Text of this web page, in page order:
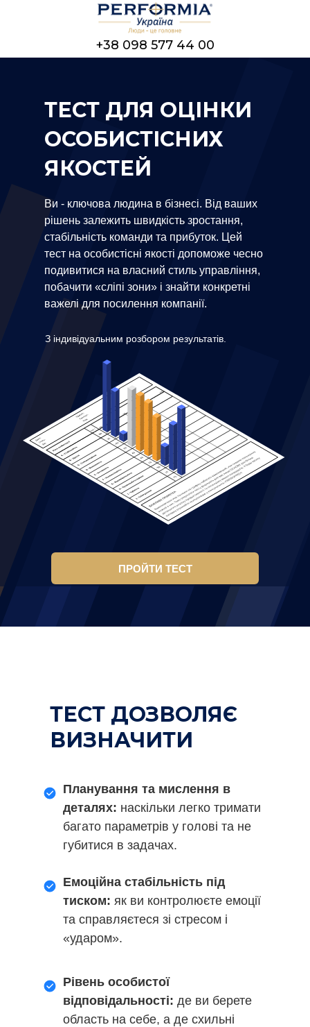
+38 098 577 44 00
Ви - ключова людина в бізнесі. Від ваших
рішень залежить швидкість зростання,
стабільність команди та прибуток. Цей
тест на особистісні якості допоможе чесно
подивитися на власний стиль управління,
побачити «сліпі зони» і знайти конкретні
важелі для посилення компанії.
ТЕСТ ДЛЯ ОЦІНКИ
ОСОБИСТІСНИХ
ЯКОСТЕЙ
ПРОЙТИ ТЕСТ
З індивідуальним розбором результатів.
Планування та мислення в
деталях: наскільки легко тримати
багато параметрів у голові та не
губитися в задачах.
ТЕСТ ДОЗВОЛЯЄ
ВИЗНАЧИТИ
Емоційна стабільність під
тиском: як ви контролюєте емоції
та справляєтеся зі стресом і
«ударом».
Рівень особистої
відповідальності: де ви берете
область на себе, а де схильні